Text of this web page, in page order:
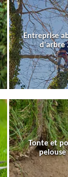
Entreprise
d'arbre
Tonte et
pelouse